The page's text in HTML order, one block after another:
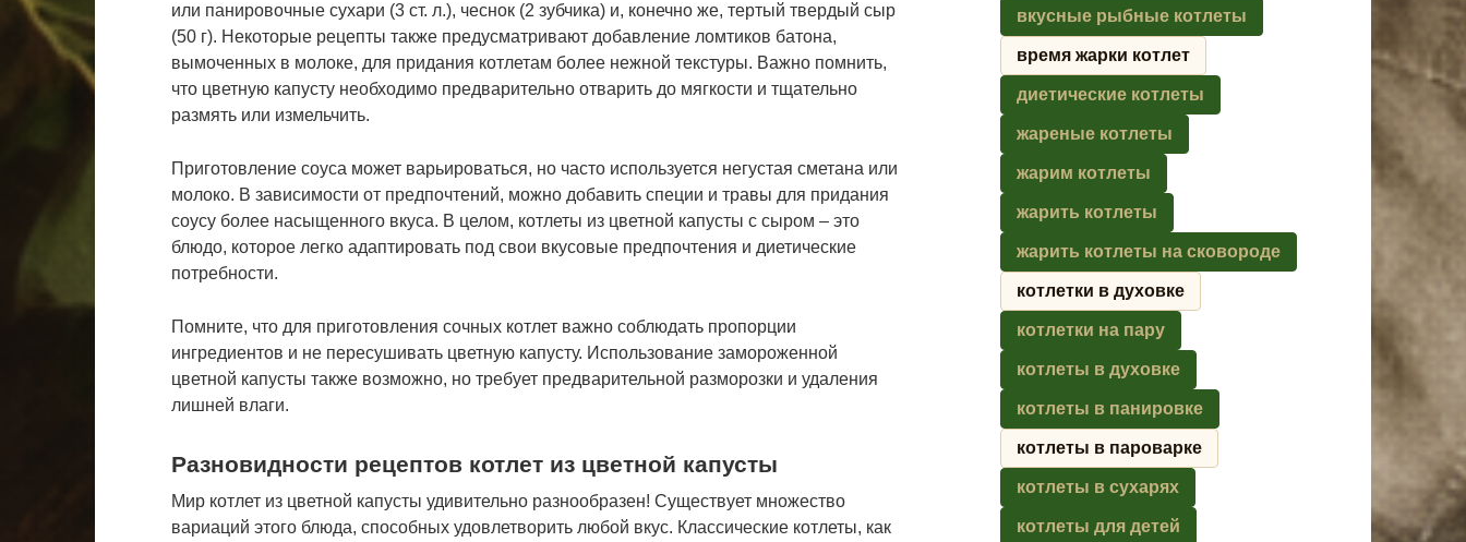
или панировочные сухари (3 ст. л.), чеснок (2 зубчика) и, конечно же, тертый твердый сыр
(50 г). Некоторые рецепты также предусматривают добавление ломтиков батона,
вымоченных в молоке, для придания котлетам более нежной текстуры. Важно помнить,
что цветную капусту необходимо предварительно отварить до мягкости и тщательно
размять или измельчить.
Приготовление соуса может варьироваться, но часто используется негустая сметана или
молоко. В зависимости от предпочтений, можно добавить специи и травы для придания
соусу более насыщенного вкуса. В целом, котлеты из цветной капусты с сыром – это
блюдо, которое легко адаптировать под свои вкусовые предпочтения и диетические
потребности.
Помните, что для приготовления сочных котлет важно соблюдать пропорции
ингредиентов и не пересушивать цветную капусту. Использование замороженной
цветной капусты также возможно, но требует предварительной разморозки и удаления
лишней влаги.
Разновидности рецептов котлет из цветной капусты
Мир котлет из цветной капусты удивительно разнообразен! Существует множество
вариаций этого блюда, способных удовлетворить любой вкус. Классические котлеты, как
вкусные рыбные котлеты
время жарки котлет
диетические котлеты
жареные котлеты
жарим котлеты
жарить котлеты
жарить котлеты на сковороде
котлетки в духовке
котлетки на пару
котлеты в духовке
котлеты в панировке
котлеты в пароварке
котлеты в сухарях
котлеты для детей